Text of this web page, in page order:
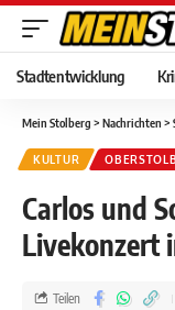
Stadtentwicklung
Mein Stolberg > Nachrichten >
KULTUR
Carlos und
Livekonzert
Teilen